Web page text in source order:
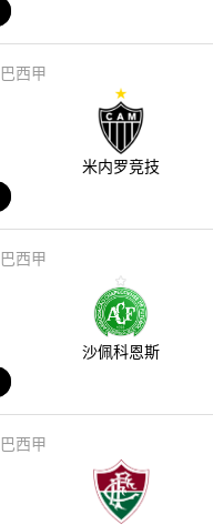
巴西甲
米内罗竞技
巴西甲
沙佩科恩斯
巴西甲